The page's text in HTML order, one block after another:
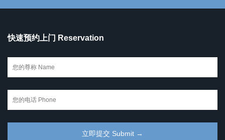
快速预约上门 Reservation